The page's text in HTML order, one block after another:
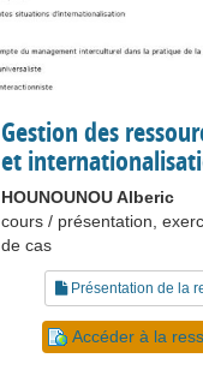
Gestion des
et
HOUNOUNOU Alberic
cours / présentation,
de cas
Présentation de la
Accéder à la